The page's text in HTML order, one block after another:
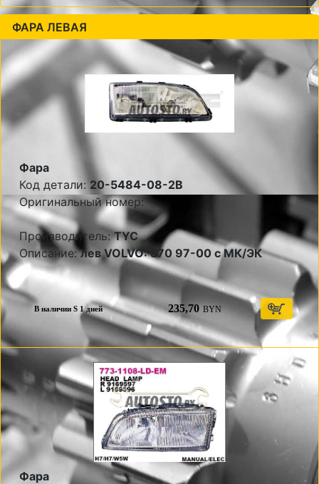
ФАРА ЛЕВАЯ
Фара
Код детали: 20-5484-08-2B
Оригинальный номер:
Производитель:TYC
Описание:лев VOLVO: S70 97-00 с МК/ЭК
В наличии S 1 дней 235,70 BYN
Фара